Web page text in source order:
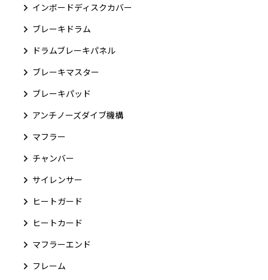
インボードディスクカバー
ブレーキドラム
ドラムブレーキパネル
ブレーキマスター
ブレーキパッド
アンチノーズダイブ機構
マフラー
チャンバー
サイレンサー
ヒートガード
ヒートカード
マフラーエンド
フレーム